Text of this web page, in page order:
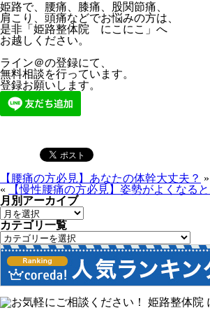
姫路で、腰痛、膝痛、股関節痛、
肩こり、頭痛などでお悩みの方は、
是非「姫路整体院 にこにこ」へ
お越しください。
ライン＠の登録にて、
無料相談を行っています。
登録お願いします。
【腰痛の方必見】あなたの体幹大丈夫？ »
«
【慢性腰痛の方必見】姿勢がよくなると
月別アーカイブ
カテゴリ一覧